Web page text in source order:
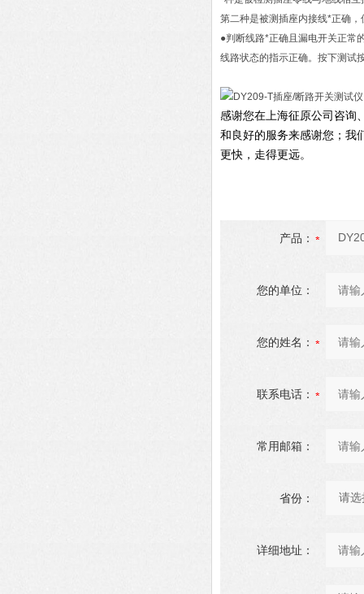
第二种是被测插座内接线*正确
●判断线路*正确且漏电开关正常
线路状态的指示正确。按下测试
感谢您在上海征原公司咨询
和良好的服务来感谢您；我
更快，走得更远。
产品：
您的单位：
您的姓名：
联系电话：
常用邮箱：
省份：
详细地址：